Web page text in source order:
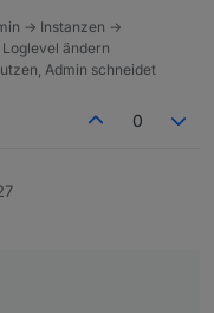
-> Instanzen ->
ändern
Admin schneidet
0